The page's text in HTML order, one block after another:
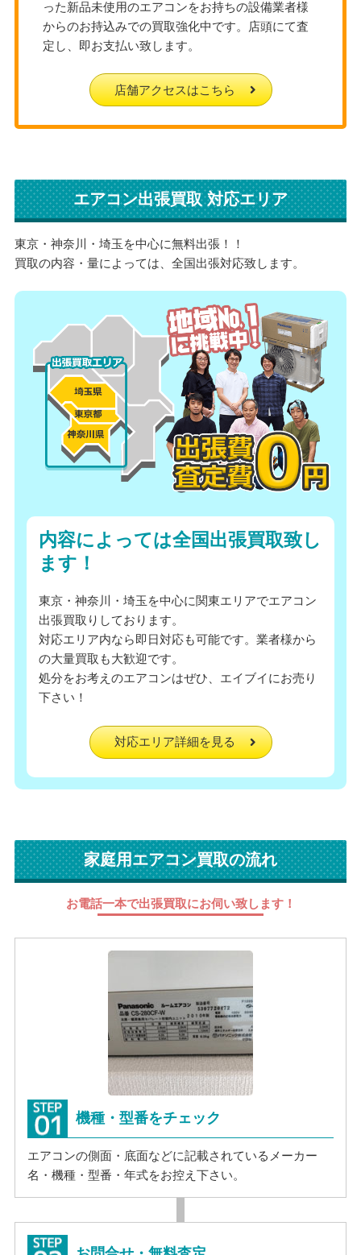
った新品未使用のエアコンをお持ちの設備業者様
からのお持込みでの買取強化中です。店頭にて査
定し、即お支払い致します。
店舗アクセスはこちら
エアコン出張買取 対応エリア
東京・神奈川・埼玉を中心に無料出張！！
買取の内容・量によっては、全国出張対応致します。
内容によっては全国出張買取致し
ます！
東京・神奈川・埼玉を中心に関東エリアでエアコン
出張買取りしております。
対応エリア内なら即日対応も可能です。業者様から
の大量買取も大歓迎です。
処分をお考えのエアコンはぜひ、エイブイにお売り
下さい！
対応エリア詳細を見る
家庭用エアコン買取の流れ
お電話一本で出張買取にお伺い致します！
機種・型番をチェック
エアコンの側面・底面などに記載されているメーカー
名・機種・型番・年式をお控え下さい。